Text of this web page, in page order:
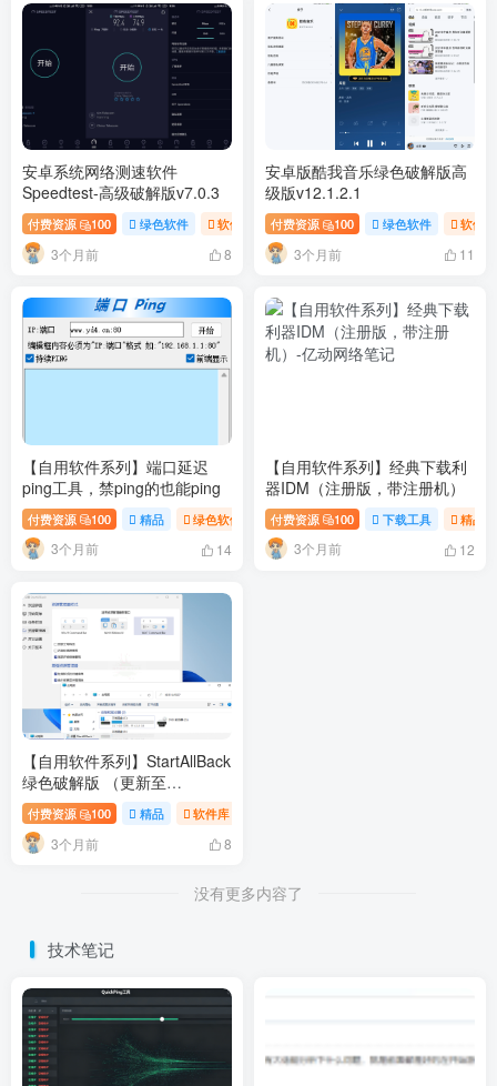
安卓系统网络测速软件
Speedtest-高级破解版v7.0.3
付费资源 100 绿色软件 软件库
3个月前 8
安卓版酷我音乐绿色破解版高
级版v12.1.2.1
付费资源 100 绿色软件 软件库
3个月前 11
【自用软件系列】端口延迟
ping工具，禁ping的也能ping
付费资源 100 精品 绿色软件 软件库
3个月前 14
【自用软件系列】经典下载利
器IDM（注册版，带注册机）
付费资源 100 下载工具 精品
3个月前 12
【自用软件系列】StartAllBack
绿色破解版 （更新至
3.9.22.5362）
付费资源 100 精品 软件库
3个月前 8
没有更多内容了
技术笔记